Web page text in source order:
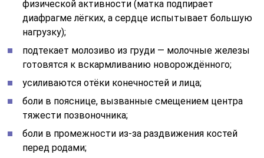
физической активности (матка подпирает
диафрагме лёгких, а сердце испытывает большую
нагрузку);
подтекает молозиво из груди — молочные железы
готовятся к вскармливанию новорождённого;
усиливаются отёки конечностей и лица;
боли в пояснице, вызванные смещением центра
тяжести позвоночника;
боли в промежности из-за раздвижения костей
перед родами;